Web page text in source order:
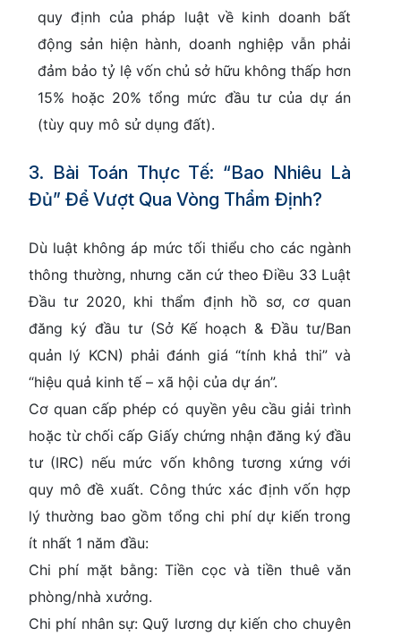
quy định của pháp luật về kinh doanh bất
động sản hiện hành, doanh nghiệp vẫn phải
đảm bảo tỷ lệ vốn chủ sở hữu không thấp hơn
15% hoặc 20% tổng mức đầu tư của dự án
(tùy quy mô sử dụng đất).
3. Bài Toán Thực Tế: “Bao Nhiêu Là
Đủ” Để Vượt Qua Vòng Thẩm Định?
Dù luật không áp mức tối thiểu cho các ngành
thông thường, nhưng căn cứ theoĐiều 33 Luật
Đầu tư 2020, khi thẩm định hồ sơ, cơ quan
đăng ký đầu tư (Sở Kế hoạch & Đầu tư/Ban
quản lý KCN) phải đánh giá “tính khả thi”và
“hiệu quả kinh tế – xã hội của dự án”.
Cơ quan cấp phép có quyền yêu cầu giải trình
hoặc từ chối cấp Giấy chứng nhận đăng ký đầu
tư (IRC) nếu mức vốn không tương xứng với
quy mô đề xuất. Công thức xác định vốn hợp
lý thường bao gồm tổng chi phí dự kiến trong
ít nhất 1 năm đầu:
Chi phí mặt bằng: Tiền cọc và tiền thuê văn
phòng/nhà xưởng.
Chi phí nhân sự: Quỹ lương dự kiến cho chuyên